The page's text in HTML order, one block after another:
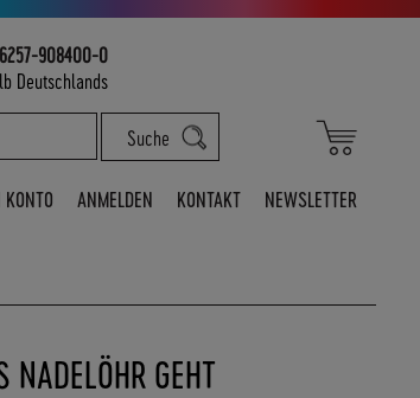
Mein
908400-0
Deutschlands
Suche
ANMELDEN KONTAKT NEWSLETTER
NADELÖHR GEHT